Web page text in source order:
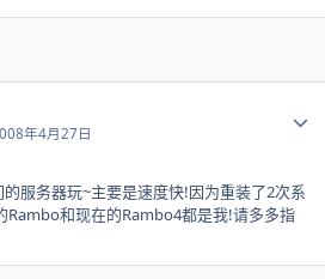
年4月27日
服务器玩~主要是速度快!因为重装了2次系
Rambo和现在的Rambo4都是我!请多多指